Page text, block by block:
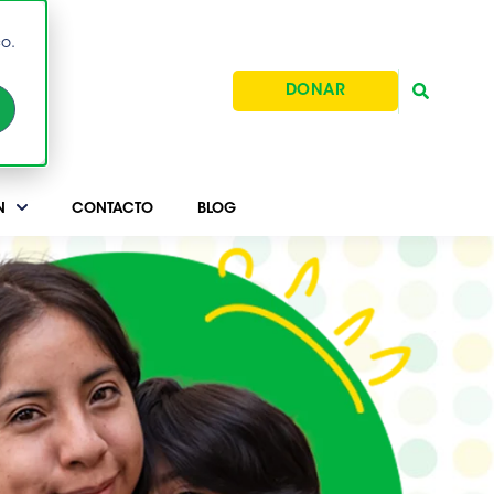
DONAR
No hay sugerencias porque el campo de
CONTACTO BLOG